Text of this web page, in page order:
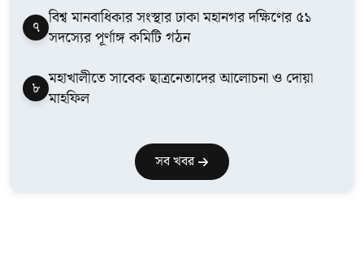
৭ বিশ্ব মানবাধিকার সংস্থার ঢাকা মহানগর দক্ষিণের ৫১
সদস্যের পূর্ণাঙ্গ কমিটি গঠন
৮ মহাখালীতে সাবেক ছাত্রনেতাদের আলোচনা ও দোয়া
মাহফিল
সব খবর